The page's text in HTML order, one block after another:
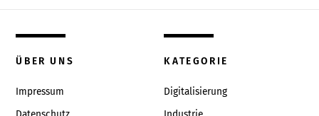
ÜBER UNS
Impressum
KATEGORIE
Digitalisierung